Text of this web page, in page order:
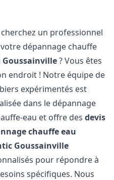
un professionnel
dépannage chauffe
Goussainville? Vous êtes
endroit ! Notre équipe de
expérimentés est
dans le dépannage
eau et offre desdevis
chauffe eau
Goussainville
pour répondre à
spécifiques. Nous